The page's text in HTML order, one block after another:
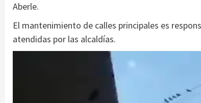
Aberle.
El mantenimiento de calles principales es
atendidas por las alcaldías.